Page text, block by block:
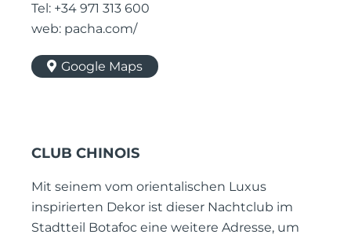
Tel: +34 971 313 600
web: pacha.com/
Google Maps
CLUB CHINOIS
Mit seinem vom orientalischen Luxus
inspirierten Dekor ist dieser Nachtclub im
Stadtteil Botafoc eine weitere Adresse, um